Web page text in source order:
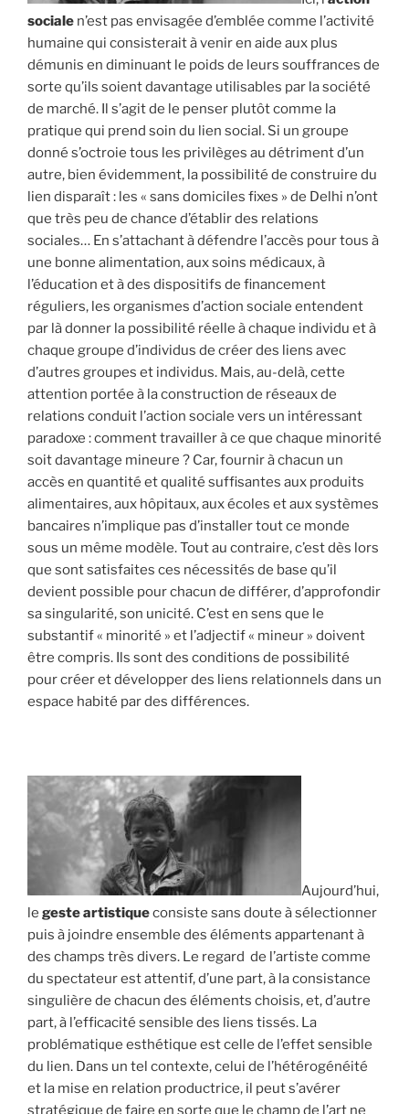
sociale n’est pas envisagée d’emblée comme l’activité
humaine qui consisterait à venir en aide aux plus
démunis en diminuant le poids de leurs souffrances de
sorte qu’ils soient davantage utilisables par la société
de marché. Il s’agit de le penser plutôt comme la
pratique qui prend soin du lien social. Si un groupe
donné s’octroie tous les privilèges au détriment d’un
autre, bien évidemment, la possibilité de construire du
lien disparaît : les « sans domiciles fixes » de Delhi n’ont
que très peu de chance d’établir des relations
sociales… En s’attachant à défendre l’accès pour tous à
une bonne alimentation, aux soins médicaux, à
l’éducation et à des dispositifs de financement
réguliers, les organismes d’action sociale entendent
par là donner la possibilité réelle à chaque individu et à
chaque groupe d’individus de créer des liens avec
d’autres groupes et individus. Mais, au-delà, cette
attention portée à la construction de réseaux de
relations conduit l’action sociale vers un intéressant
paradoxe : comment travailler à ce que chaque minorité
soit davantage mineure ? Car, fournir à chacun un
accès en quantité et qualité suffisantes aux produits
alimentaires, aux hôpitaux, aux écoles et aux systèmes
bancaires n’implique pas d’installer tout ce monde
sous un même modèle. Tout au contraire, c’est dès lors
que sont satisfaites ces nécessités de base qu’il
devient possible pour chacun de différer, d’approfondir
sa singularité, son unicité. C’est en sens que le
substantif « minorité » et l’adjectif « mineur » doivent
être compris. Ils sont des conditions de possibilité
pour créer et développer des liens relationnels dans un
espace habité par des différences.
Aujourd’hui,
le geste artistiqueconsiste sans doute à sélectionner
puis à joindre ensemble des éléments appartenant à
des champs très divers. Le regard de l’artiste comme
du spectateur est attentif, d’une part, à la consistance
singulière de chacun des éléments choisis, et, d’autre
part, à l’efficacité sensible des liens tissés. La
problématique esthétique est celle de l’effet sensible
du lien. Dans un tel contexte, celui de l’hétérogénéité
et la mise en relation productrice, il peut s’avérer